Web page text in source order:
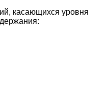
касающихся уровня